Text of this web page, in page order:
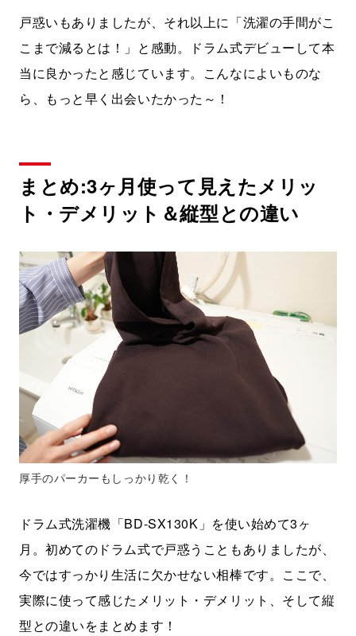
戸惑いもありましたが、それ以上に「洗濯の手間がこ
こまで減るとは！」と感動。ドラム式デビューして本
当に良かったと感じています。こんなによいものな
ら、もっと早く出会いたかった～！
まとめ:3ヶ月使って見えたメリッ
ト・デメリット＆縦型との違い
厚手のパーカーもしっかり乾く！
ドラム式洗濯機「BD-SX130K」を使い始めて3ヶ
月。初めてのドラム式で戸惑うこともありましたが、
今ではすっかり生活に欠かせない相棒です。ここで、
実際に使って感じたメリット・デメリット、そして縦
型との違いをまとめます！